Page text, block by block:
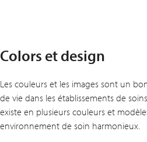
Colors et design
Les couleurs et les images sont un
de vie dans les établissements de
existe en plusieurs couleurs et
environnement de soin harmonieux.